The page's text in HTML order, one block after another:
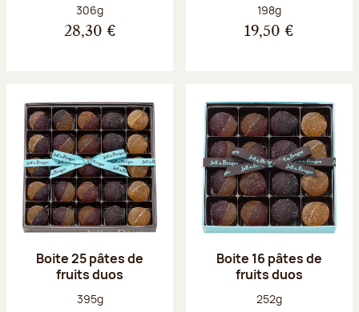
Poids net :
306g
28,30 €
Poids net :
198g
19,50 €
Boite 25 pâtes de
fruits duos
Poids net :
395g
Boite 16 pâtes de
fruits duos
Poids net :
252g